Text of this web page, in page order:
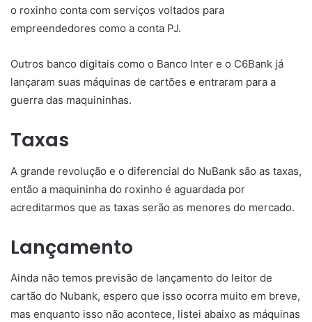
o roxinho conta com serviços voltados para
empreendedores como a conta PJ.
Outros banco digitais como o Banco Inter e o C6Bank já
lançaram suas máquinas de cartões e entraram para a
guerra das maquininhas.
Taxas
A grande revolução e o diferencial do NuBank são as taxas,
então a maquininha do roxinho é aguardada por
acreditarmos que as taxas serão as menores do mercado.
Lançamento
Ainda não temos previsão de lançamento do leitor de
cartão do Nubank, espero que isso ocorra muito em breve,
mas enquanto isso não acontece, listei abaixo as máquinas